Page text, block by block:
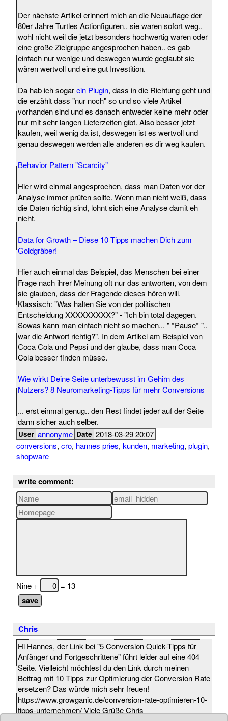
Der nächste Artikel erinnert mich an die Neuauflage der
80er Jahre Turtles Actionfiguren.. sie waren sofort weg..
wohl nicht weil die jetzt besonders hochwertig waren oder
eine große Zielgruppe angesprochen haben.. es gab
einfach nur wenige und deswegen wurde geglaubt sie
wären wertvoll und eine gut Investition.
Da hab ich sogarein Plugin, dass in die Richtung geht und
die erzählt dass "nur noch" so und so viele Artikel
vorhanden sind und es danach entweder keine mehr oder
nur mit sehr langen Lieferzeiten gibt. Also besser jetzt
kaufen, weil wenig da ist, deswegen ist es wertvoll und
genau deswegen werden alle anderen es dir weg kaufen.
Behavior Pattern "Scarcity"
Hier wird einmal angesprochen, dass man Daten vor der
Analyse immer prüfen sollte. Wenn man nicht weiß, dass
die Daten richtig sind, lohnt sich eine Analyse damit eh
nicht.
Data for Growth – Diese 10 Tipps machen Dich zum
Goldgräber!
Hier auch einmal das Beispiel, das Menschen bei einer
Frage nach ihrer Meinung oft nur das antworten, von dem
sie glauben, dass der Fragende dieses hören will.
Klassisch: "Was halten Sie von der politischen
Entscheidung XXXXXXXXX?" - "Ich bin total dagegen.
Sowas kann man einfach nicht so machen... " *Pause* "..
war die Antwort richtig?". In dem Artikel am Beispiel von
Coca Cola und Pepsi und der glaube, dass man Coca
Cola besser finden müsse.
Wie wirkt Deine Seite unterbewusst im Gehirn des
Nutzers? 8 Neuromarketing-Tipps für mehr Conversions
... erst einmal genug.. den Rest findet jeder auf der Seite
dann sicher auch selber.
User annonyme Date 2018-03-29 20:07
conversions, cro, hannes pries, kunden, marketing, plugin,
shopware
write comment:
Nine + = 13
Chris
Hi Hannes, der Link bei "5 Conversion Quick-Tipps für
Anfänger und Fortgeschrittene" führt leider auf eine 404
Seite. Vielleicht möchtest du den Link durch meinen
Beitrag mit 10 Tipps zur Optimierung der Conversion Rate
ersetzen? Das würde mich sehr freuen!
https://www.growganic.de/conversion-rate-optimieren-10-
tipps-unternehmen/ Viele Grüße Chris